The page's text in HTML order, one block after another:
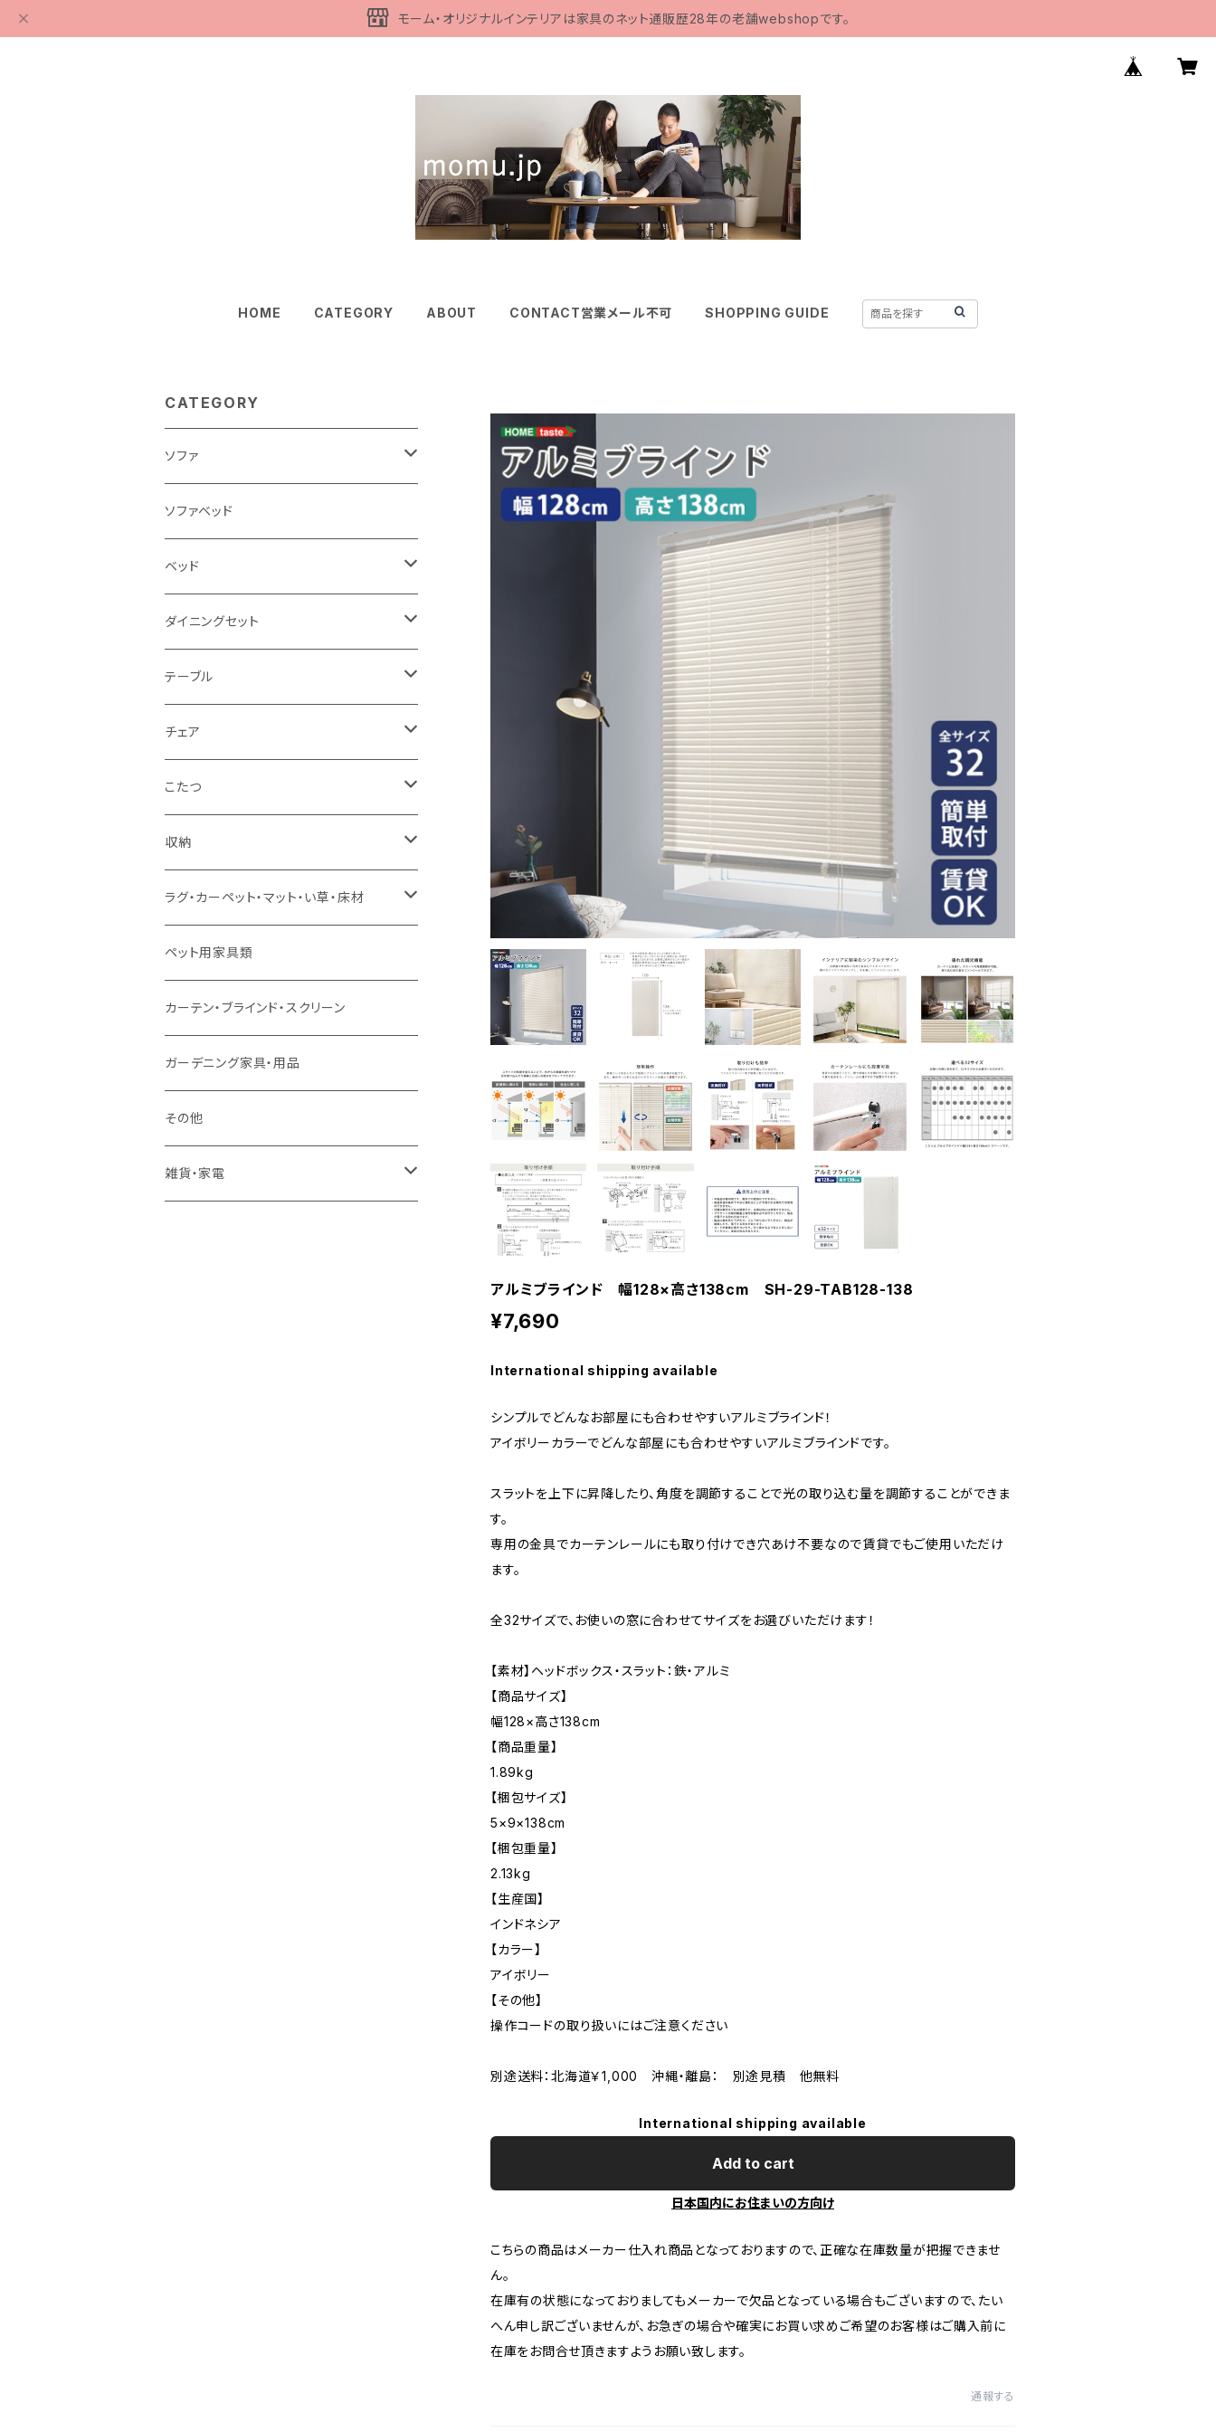
モーム・オリジナルインテリアは家具のネット通販歴28年の老舗webshopです。
HOME CATEGORY ABOUT CONTACT営業メール不可 SHOPPING GUIDE
アルミブラインド 幅128×高さ138cm SH-29-TAB128-138
¥7,690
International shipping available
シンプルでどんなお部屋にも合わせやすいアルミブラインド！
アイボリーカラーでどんな部屋にも合わせやすいアルミブラインドです。
スラットを上下に昇降したり、角度を調節することで光の取り込む量を調節することができま
す。
専用の金具でカーテンレールにも取り付けでき穴あけ不要なので賃貸でもご使用いただけ
ます。
全32サイズで、お使いの窓に合わせてサイズをお選びいただけます！
【素材】ヘッドボックス・スラット：鉄・アルミ
【商品サイズ】
幅128×高さ138cm
【商品重量】
1.89kg
【梱包サイズ】
5×9×138cm
【梱包重量】
2.13kg
【生産国】
インドネシア
【カラー】
アイボリー
【その他】
操作コードの取り扱いにはご注意ください
別途送料：北海道￥1,000 沖縄・離島： 別途見積 他無料
International shipping available
Add to cart
日本国内にお住まいの方向け
こちらの商品はメーカー仕入れ商品となっておりますので、正確な在庫数量が把握できませ
ん。
在庫有の状態になっておりましてもメーカーで欠品となっている場合もございますので、たい
へん申し訳ございませんが、お急ぎの場合や確実にお買い求めご希望のお客様はご購入前に
在庫をお問合せ頂きますようお願い致します。
通報する
CATEGORY
ソファ
3人掛け
2.5人掛け
2人掛け
1人掛け
カウチソファ
コーナーソファ
ソファセット
スツール・オットマン
ソファ付属品
クッション・座椅子
ソファベッド
ベッド
シングルサイズ以下（フレームのみ）
セミダブルサイズ（フレームのみ）
ダブルサイズ（フレームのみ）
ワイドダブルサイズ以上（フレームのみ）
シングルサイズ以下（マットレス付）
セミダブルサイズ（マットレス付）
ダブルサイズ（マットレス付）
ダブルサイズ以上（マットレス付）
ロフトベッド
二段ベッド
マットレス
ダイニングセット
ダイニング3点セット以下
ダイニング4点セット
ダイニング5点・6点セット
ダイニング7点セット以上
テーブル
センターテーブル
ダイニングテーブル
カウンターテーブル
リフティングテーブル
サイドテーブル・コーヒーテーブル
デスク
チェア
ダイニングチェア
カウンターチェア
キッズチェア
オフィスチェア・ゲーミングチェア
ダイニングベンチ・スツール
こたつ
こたつテーブル
こたつ布団
コタツ・布団セット
収納
本棚・シェルフ
食器棚・収納庫
レンジ台・カウンター
ラック
TVボード
キャビネット・飾り棚
ラグ・カーペット・マット・い草・床材
マット・フロアタイル
ラグ
カーペット
ペット用家具類
カーテン・ブラインド・スクリーン
ガーデニング家具・用品
その他
雑貨・家電